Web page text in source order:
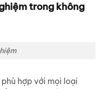
trong không
hợp với mọi loại